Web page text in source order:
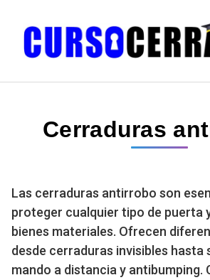
contenido
Cerraduras
Las cerraduras antirrobo son
proteger cualquier tipo de puerta
bienes materiales. Ofrecen
desde cerraduras invisibles hasta
mando a distancia y antibumping.